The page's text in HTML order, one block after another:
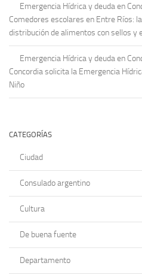
Emergencia Hídrica y deuda en
Comedores escolares en Entre Ríos:
distribución de alimentos con sellos y
Emergencia Hídrica y deuda en
Concordia solicita la Emergencia
Niño
CATEGORÍAS
Ciudad
Consulado argentino
Cultura
De buena fuente
Departamento